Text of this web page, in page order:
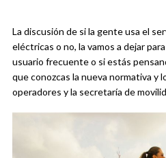
La discusión de si la gente usa el
eléctricas o no, la vamos a dejar
usuario frecuente o si estás
que conozcas la nueva normativa y
operadores y la secretaría de